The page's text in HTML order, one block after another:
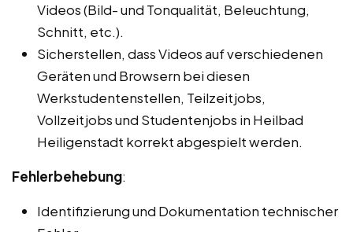
Videos (Bild- und Tonqualität, Beleuchtung,
Schnitt, etc.).
Sicherstellen, dass Videos auf verschiedenen
Geräten und Browsern bei diesen
Werkstudentenstellen, Teilzeitjobs,
Vollzeitjobs und Studentenjobs in Heilbad
Heiligenstadt korrekt abgespielt werden.
Fehlerbehebung:
Identifizierung und Dokumentation technischer